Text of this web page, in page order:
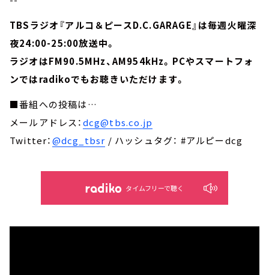
TBSラジオ『アルコ＆ピースD.C.GARAGE』は毎週火曜深
夜24:00-25:00放送中。
ラジオはFM90.5MHz、AM954kHz。PCやスマートフォ
ンではradikoでもお聴きいただけます。
■番組への投稿は…
メールアドレス：dcg@tbs.co.jp
Twitter：@dcg_tbsr / ハッシュタグ： #アルピーdcg
タイムフリーで聴く